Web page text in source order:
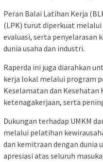
Peran Balai Latihan Kerja
(LPK) turut diperkuat
evaluasi, serta penyelarasan
dunia usaha dan industri.
Raperda ini juga diarahkan
kerja lokal melalui program
Keselamatan dan Kesehatan
ketenagakerjaan, serta
Dukungan terhadap UMKM
melalui pelatihan
dan kemitraan dengan dunia
apresiasi atas seluruh